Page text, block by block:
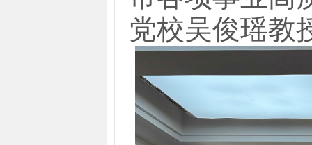
党校吴俊瑶教